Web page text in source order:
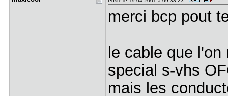
merci bcp pout
le cable que
special s-vhs
mais les